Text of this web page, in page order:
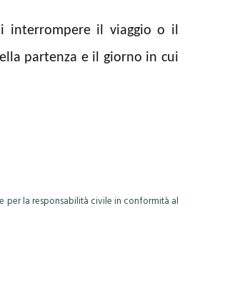
interrompere il viaggio o il
partenza e il giorno in cui
per la responsabilità civile in conformità al